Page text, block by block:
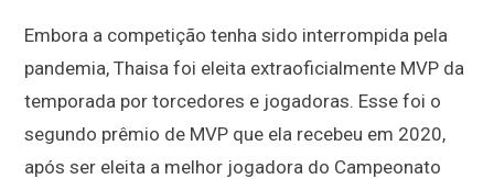
Embora a competição tenha sido interrompida pela
pandemia, Thaisa foi eleita extraoficialmente MVP da
temporada por torcedores e jogadoras. Esse foi o
segundo prêmio de MVP que ela recebeu em 2020,
após ser eleita a melhor jogadora do Campeonato